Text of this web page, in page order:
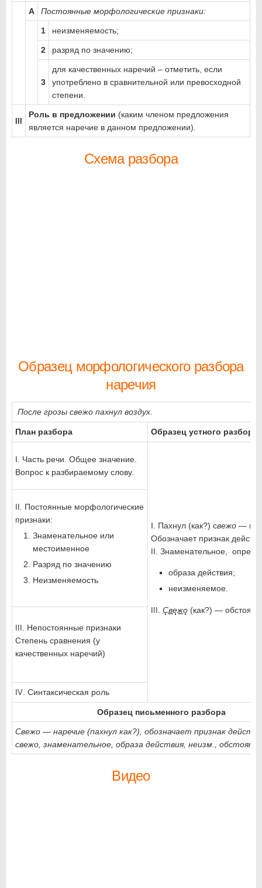
A Постоянные морфологические признаки:
1 неизменяемость;
2 разряд по значению;
3
для качественных наречий – отметить, если
употреблено в сравнительной или превосходной
степени.
Роль в предложении (каким членом предложения
является наречие в данном предложении).
Схема разбора
Образец морфологического разбора
наречия
После грозы свежо пахнул воздух.
План разбора Образец устного разбора
I. Часть речи. Общее значение.
Вопрос к разбираемому слову.
I. Пахнул (как?) свежо —
Обозначает признак
. Знаменательное,
образа действия;
неизменяемое.
Свежо (как?) —
. Постоянные морфологические
признаки:
Знаменательное или
местоименное
Разряд по значению
Неизменяемость
. Непостоянные признаки
Степень сравнения (у
качественных наречий)
IV . Синтаксическая роль
Образец письменного разбора
Свежо — наречие (пахнул как?), обозначает признак
свежо, знаменательное, образа действия, неизм.,
Видео